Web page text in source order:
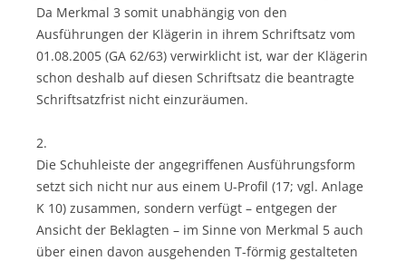
Da Merkmal 3 somit unabhängig von den
Ausführungen der Klägerin in ihrem Schriftsatz vom
01.08.2005 (GA 62/63) verwirklicht ist, war der Klägerin
schon deshalb auf diesen Schriftsatz die beantragte
Schriftsatzfrist nicht einzuräumen.
2.
Die Schuhleiste der angegriffenen Ausführungsform
setzt sich nicht nur aus einem U-Profil (17; vgl. Anlage
K 10) zusammen, sondern verfügt – entgegen der
Ansicht der Beklagten – im Sinne von Merkmal 5 auch
über einen davon ausgehenden T-förmig gestalteten